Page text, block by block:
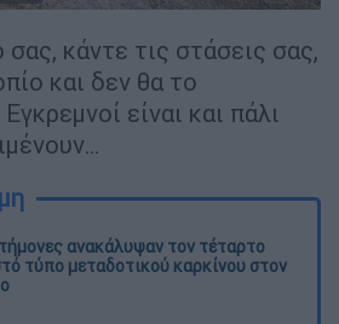
κάντε τις στάσεις σας,
και δεν θα το
είναι και πάλι
ανακάλυψαν τον τέταρτο
τύπο μεταδοτικού καρκίνου στον